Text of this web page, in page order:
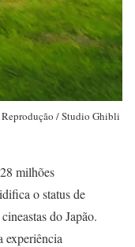
Reprodução / Studio Ghibli
milhões
o status de
do Japão.
experiência